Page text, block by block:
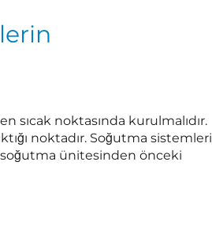
sıcak noktasında kurulmalıdır.
noktadır. Soğutma sistemleri
ünitesinden önceki